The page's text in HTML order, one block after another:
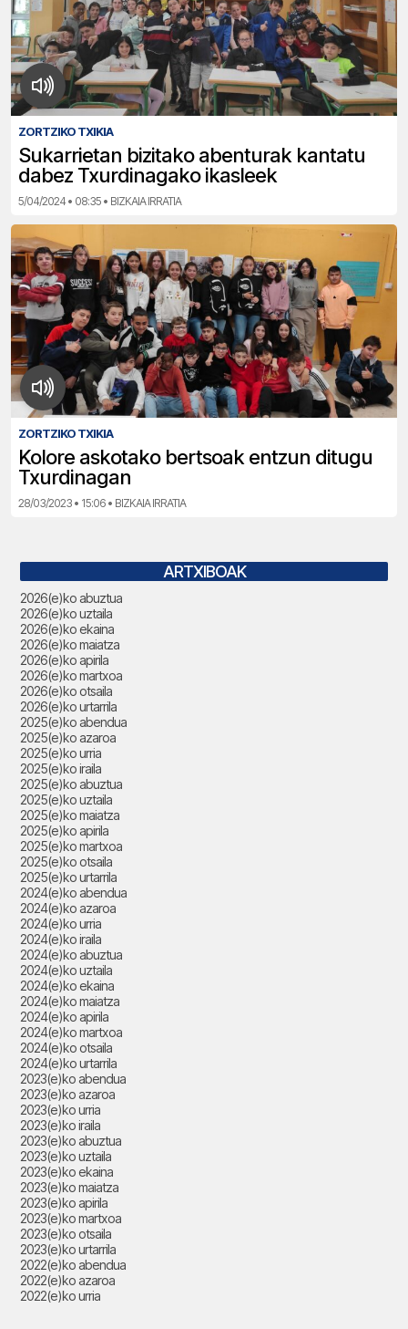
ZORTZIKO TXIKIA
Sukarrietan bizitako abenturak kantatu
dabez Txurdinagako ikasleek
5/04/2024 • 08:35 • BIZKAIA IRRATIA
ZORTZIKO TXIKIA
Kolore askotako bertsoak entzun ditugu
Txurdinagan
28/03/2023 • 15:06 • BIZKAIA IRRATIA
ARTXIBOAK
2026(e)ko abuztua
2026(e)ko uztaila
2026(e)ko ekaina
2026(e)ko maiatza
2026(e)ko apirila
2026(e)ko martxoa
2026(e)ko otsaila
2026(e)ko urtarrila
2025(e)ko abendua
2025(e)ko azaroa
2025(e)ko urria
2025(e)ko iraila
2025(e)ko abuztua
2025(e)ko uztaila
2025(e)ko maiatza
2025(e)ko apirila
2025(e)ko martxoa
2025(e)ko otsaila
2025(e)ko urtarrila
2024(e)ko abendua
2024(e)ko azaroa
2024(e)ko urria
2024(e)ko iraila
2024(e)ko abuztua
2024(e)ko uztaila
2024(e)ko ekaina
2024(e)ko maiatza
2024(e)ko apirila
2024(e)ko martxoa
2024(e)ko otsaila
2024(e)ko urtarrila
2023(e)ko abendua
2023(e)ko azaroa
2023(e)ko urria
2023(e)ko iraila
2023(e)ko abuztua
2023(e)ko uztaila
2023(e)ko ekaina
2023(e)ko maiatza
2023(e)ko apirila
2023(e)ko martxoa
2023(e)ko otsaila
2023(e)ko urtarrila
2022(e)ko abendua
2022(e)ko azaroa
2022(e)ko urria